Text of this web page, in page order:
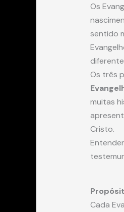
Os
sentido
Os três
muitas
Cristo.
Cada